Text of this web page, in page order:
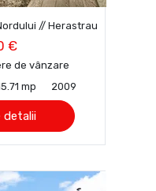
// Herastrau
€
de vânzare
mp 2009
detalii